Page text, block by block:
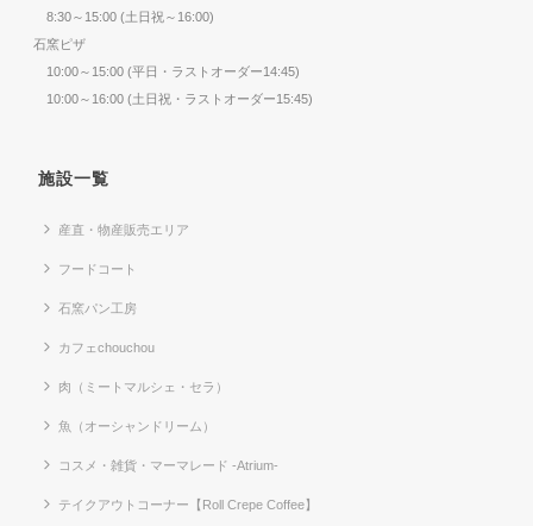
8:30～15:00 (土日祝～16:00)
石窯ピザ
10:00～15:00 (平日・ラストオーダー14:45)
10:00～16:00 (土日祝・ラストオーダー15:45)
施設一覧
産直・物産販売エリア
フードコート
石窯パン工房
カフェchouchou
肉（ミートマルシェ・セラ）
魚（オーシャンドリーム）
コスメ・雑貨・マーマレード -Atrium-
テイクアウトコーナー【Roll Crepe Coffee】